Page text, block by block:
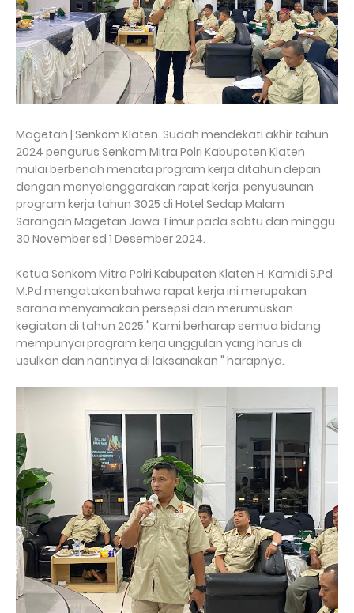
Magetan | Senkom Klaten. Sudah mendekati akhir tahun
2024 pengurus Senkom Mitra Polri Kabupaten Klaten
mulai berbenah menata program kerja ditahun depan
dengan menyelenggarakan rapat kerja penyusunan
program kerja tahun 3025 di Hotel Sedap Malam
Sarangan Magetan Jawa Timur pada sabtu dan minggu
30 November sd 1 Desember 2024.
Ketua Senkom Mitra Polri Kabupaten Klaten H. Kamidi S.Pd
M.Pd mengatakan bahwa rapat kerja ini merupakan
sarana menyamakan persepsi dan merumuskan
kegiatan di tahun 2025." Kami berharap semua bidang
mempunyai program kerja unggulan yang harus di
usulkan dan nantinya di laksanakan " harapnya.